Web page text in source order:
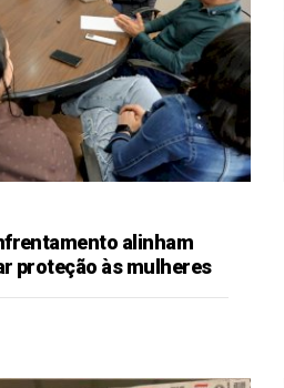
alinham
proteção às mulheres